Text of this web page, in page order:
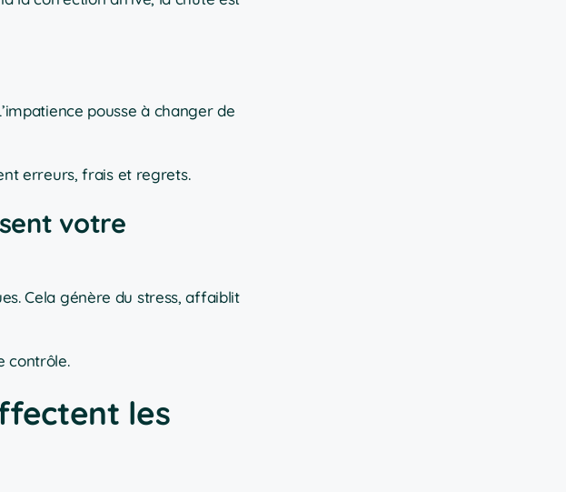
pousse à changer de
erreurs, frais et regrets.
votre
Cela génère du stress, affaiblit
contrôle.
les